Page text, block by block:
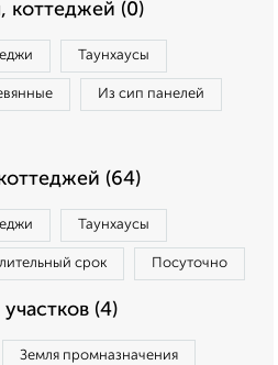
коттеджей (0)
Таунхаусы
Из сип панелей
(64)
Таунхаусы
срок Посуточно
(4)
Земля промназначения